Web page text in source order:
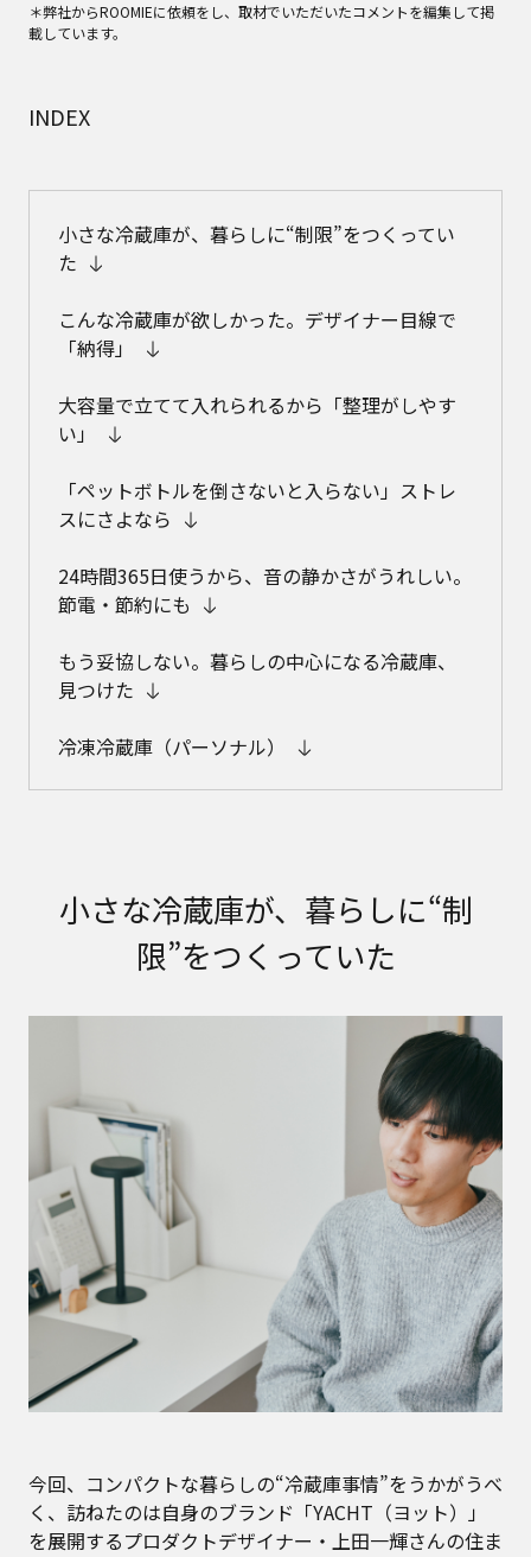
＊弊社からROOMIEに依頼をし、取材でいただいたコメントを編集して掲
載しています。
INDEX
小さな冷蔵庫が、暮らしに“制限”をつくってい
た
こんな冷蔵庫が欲しかった。デザイナー目線で
「納得」
大容量で立てて入れられるから「整理がしやす
い」
「ペットボトルを倒さないと入らない」ストレ
スにさよなら
24時間365日使うから、音の静かさがうれしい。
節電・節約にも
もう妥協しない。暮らしの中心になる冷蔵庫、
見つけた
冷凍冷蔵庫（パーソナル）
小さな冷蔵庫が、暮らしに“制
限”をつくっていた
今回、コンパクトな暮らしの“冷蔵庫事情”をうかがうべ
く、訪ねたのは自身のブランド「YACHT（ヨット）」
を展開するプロダクトデザイナー・上田一輝さんの住ま